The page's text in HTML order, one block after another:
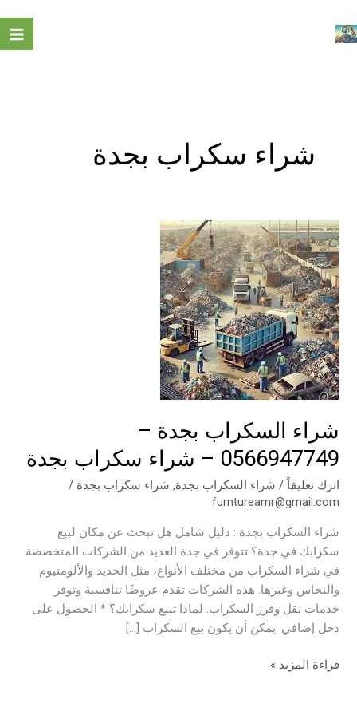
إلى
المحتوى
شراء سكراب بجدة
شراء السكراب بجدة –
0566947749 – شراء سكراب بجدة
اترك تعليقاً / شراء السكراب بجدة, شراء سكراب بجدة /
furntureamr@gmail.com
شراء السكراب بجدة : دليل شامل هل تبحث عن مكان لبيع
سكرابك في جدة؟ تتوفر في جدة العديد من الشركات المتخصصة
في شراء السكراب من مختلف الأنواع، مثل الحديد والألومنيوم
والنحاس وغيرها. هذه الشركات تقدم عروضًا تنافسية وتوفر
خدمات نقل وفرز السكراب. لماذا تبيع سكرابك؟ * الحصول على
دخل إضافي: يمكن أن يكون بيع السكراب […]
شراء
السكراب
بجدة
–
0566947749
–
شراء
سكراب
بجدة
قراءة المزيد »